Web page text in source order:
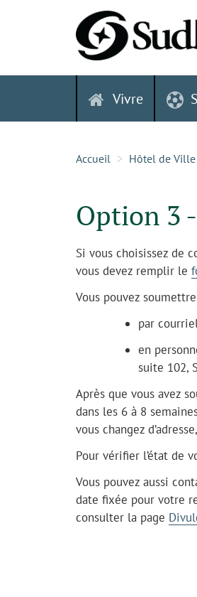
Vivre
Accueil Hôtel de Ville
Option 3
Si vous choisissez de
vous devez remplir le
Vous pouvez
par
en
suite 102,
Après que vous avez
dans les 6 à 8
vous changez
Pour vérifier l’état de
Vous pouvez aussi
date fixée pour votre
consulter la page